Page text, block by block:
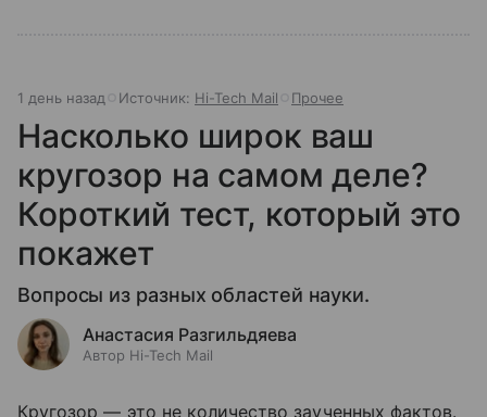
1 день назад Источник: Hi-Tech Mail Прочее
Насколько широк ваш
кругозор на самом деле?
Короткий тест, который это
покажет
Вопросы из разных областей науки.
Анастасия Разгильдяева
Автор Hi-Tech Mail
Кругозор — это не количество заученных фактов.